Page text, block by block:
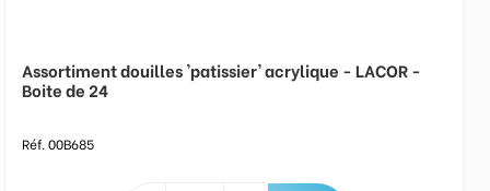
Assortiment douilles 'patissier' acrylique - LACOR -
Boite de 24
Réf. 00B685